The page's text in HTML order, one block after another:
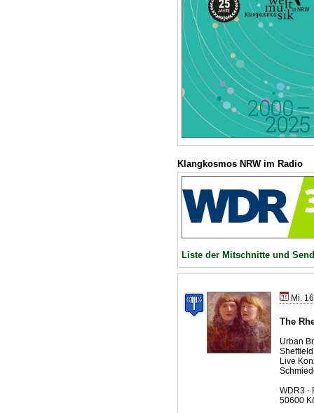
Klangkosmos NRW im Radio
Liste der Mitschnitte und
Mi.
The
Urban
Sheffield
Live
WDR3 -
50600